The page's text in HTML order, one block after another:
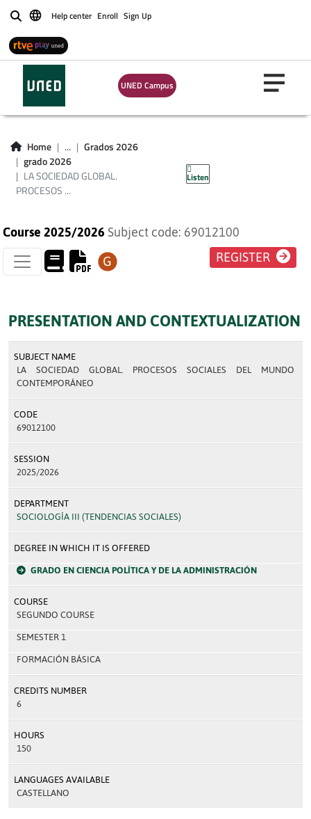
BuscarHelp center Enroll Sign Up
UNED Campus
Home ...
Grados 2026
grado 2026
LA SOCIEDAD GLOBAL.
PROCESOS ...
Listen
LA SOCIEDAD
GLOBAL. PROCESOS
SOCIALES DEL
MUNDO
CONTEMPORÁNEO
Course 2025/2026 Subject code: 69012100
REGISTER
PRESENTATION AND CONTEXTUALIZATION
SUBJECT NAME
LA SOCIEDAD GLOBAL. PROCESOS SOCIALES DEL MUNDO
CONTEMPORÁNEO
CODE
69012100
SESSION
2025/2026
DEPARTMENT
SOCIOLOGÍA III (TENDENCIAS SOCIALES)
DEGREE IN WHICH IT IS OFFERED
GRADO EN CIENCIA POLÍTICA Y DE LA ADMINISTRACIÓN
COURSE
SEGUNDO COURSE
SEMESTER 1
FORMACIÓN BÁSICA
CREDITS NUMBER
6
HOURS
150
LANGUAGES AVAILABLE
CASTELLANO